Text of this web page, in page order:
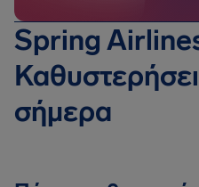
Spring
σήμερα